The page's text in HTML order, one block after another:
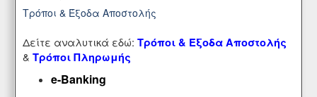
Τρόποι & Έξοδα Αποστολής
Δείτε αναλυτικά εδώ: Τρόποι & Έξοδα Αποστολής
& Τρόποι Πληρωμής
e-Banking